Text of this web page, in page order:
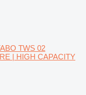
TWS 02
| HIGH CAPACITY